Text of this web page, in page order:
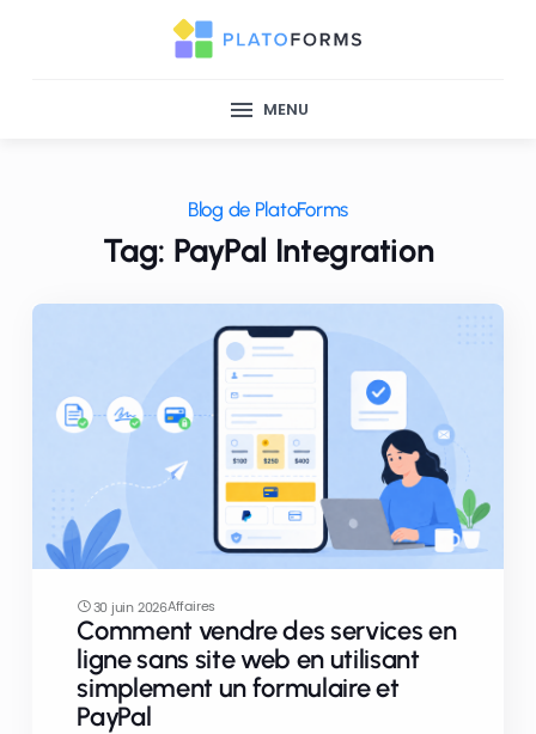
MENU
Blog de PlatoForms
Tag: PayPal Integration
30 juin 2026Affaires
Comment vendre des services en
ligne sans site web en utilisant
simplement un formulaire et
PayPal